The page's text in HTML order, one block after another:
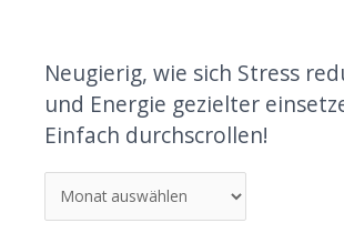
Neugierig, wie sich Stress
und Energie gezielter
Einfach durchscrollen!